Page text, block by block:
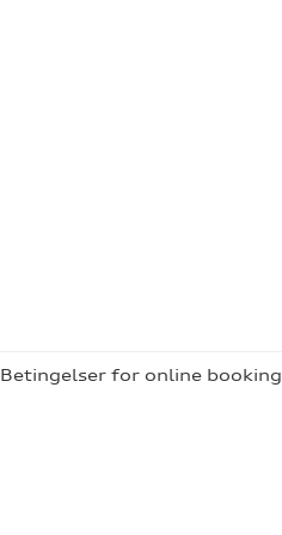
Betingelser for online booking